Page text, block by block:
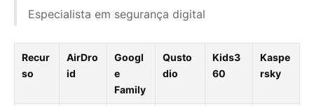
Especialista em segurança digital
Recur
so
AirDro
id
Googl
e
Family
Qusto
dio
Kids3
60
Kaspe
rsky